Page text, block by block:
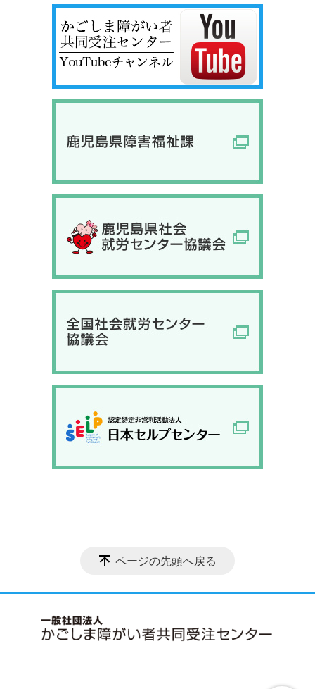
ページの先頭へ戻る